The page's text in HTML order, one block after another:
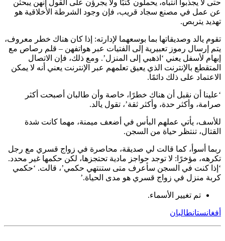
حتى لا يجذبوا انتباه، يحملون كتبًا ولا يجرؤن على القول إنهن يبحثن
عن عمل في مصنع سجاد قريب، فإن وجود الشرطة الأخلاقية هو
تهديد يتربص.
تقوم يالد وصديقاتها بما بوسعهما لإدارته: إذا كان هناك خطر معروف،
يتم إرسال رموز تعبيرية إلى الفتيات عبر هواتفهن – قلم رصاص مع
إبهام لأسفل يعني ‘اذهبي إلى المنزل’. ومع ذلك، فإن الاتصال
المتقطع بالإنترنت الذي يعيق تعلمهم عبر الإنترنت يعني أنه لا يمكن
الاعتماد على ذلك دائمًا.
‘علينا أن نقبل أن هناك خطرًا، خاصة وأن طالبان أصبحت أكثر
صرامة، وأكثر حدة، وأكثر ثقة’، تقول يالد.
للأسف، يأتي عملهم البأس في أضعف ميمنة، مهما كانت شدة
القتال، تنتظر حياة من السجن.
ربما أسوأ، كما قالت لي صديقة، محاصرة في زواج قسري مع رجل
تكرهه، مؤخرًا: لا توجد حواجز مادية تحتجزها، لكن حكمها غير محدد.
‘إذا كنت في السجن سأعرف متى ستنتهي حكمي’، قالت. ‘حكمي
كربة منزل في زواج قسري هو مدى الحياة.’
تم تغيير الأسماء.
أفغانستانطالبان